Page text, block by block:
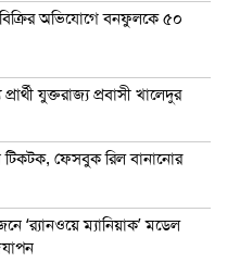
বিক্রির অভিযোগে বনফুলকে ৫০
যুক্তরাজ্য প্রবাসী খালেদুর
টিকটক, ফেসবুক রিল বানানোর
‘র‍্যানওয়ে ম্যানিয়াক’ মডেল